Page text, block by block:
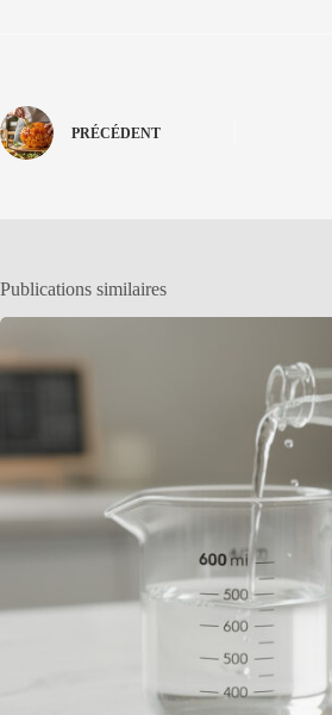
PRÉCÉDENT
Publications similaires